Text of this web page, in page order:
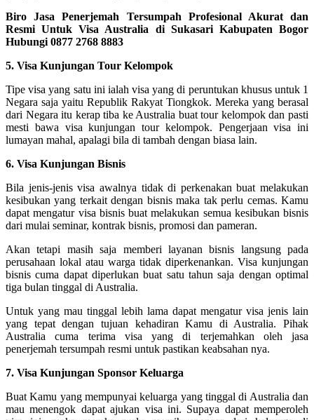
Biro Jasa Penerjemah Tersumpah Profesional Akurat dan
Resmi Untuk Visa Australia di Sukasari Kabupaten Bogor
Hubungi 0877 2768 8883
5. Visa Kunjungan Tour Kelompok
Tipe visa yang satu ini ialah visa yang di peruntukan khusus untuk 1
Negara saja yaitu Republik Rakyat Tiongkok. Mereka yang berasal
dari Negara itu kerap tiba ke Australia buat tour kelompok dan pasti
mesti bawa visa kunjungan tour kelompok. Pengerjaan visa ini
lumayan mahal, apalagi bila di tambah dengan biasa lain.
6. Visa Kunjungan Bisnis
Bila jenis-jenis visa awalnya tidak di perkenakan buat melakukan
kesibukan yang terkait dengan bisnis maka tak perlu cemas. Kamu
dapat mengatur visa bisnis buat melakukan semua kesibukan bisnis
dari mulai seminar, kontrak bisnis, promosi dan pameran.
Akan tetapi masih saja memberi layanan bisnis langsung pada
perusahaan lokal atau warga tidak diperkenankan. Visa kunjungan
bisnis cuma dapat diperlukan buat satu tahun saja dengan optimal
tiga bulan tinggal di Australia.
Untuk yang mau tinggal lebih lama dapat mengatur visa jenis lain
yang tepat dengan tujuan kehadiran Kamu di Australia. Pihak
Australia cuma terima visa yang di terjemahkan oleh jasa
penerjemah tersumpah resmi untuk pastikan keabsahan nya.
7. Visa Kunjungan Sponsor Keluarga
Buat Kamu yang mempunyai keluarga yang tinggal di Australia dan
mau menengok dapat ajukan visa ini. Supaya dapat memperoleh